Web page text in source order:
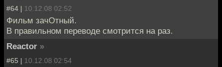
#64 | 10.12.08 02:52
Фильм зачОтный.
В правильном переводе смотрится на раз.
Reactor »
#65 | 10.12.08 02:54